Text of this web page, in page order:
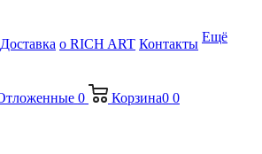
Доставка о RICH ART Контакты Ещё
0 Корзина0 0